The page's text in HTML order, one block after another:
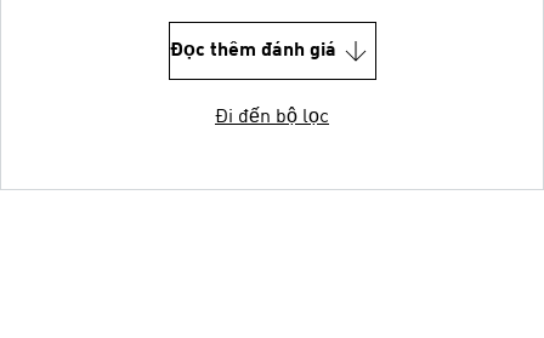
Đọc thêm đánh giá
Đi đến bộ lọc